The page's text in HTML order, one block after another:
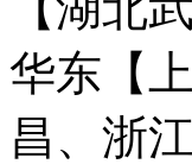
华东【
昌、浙